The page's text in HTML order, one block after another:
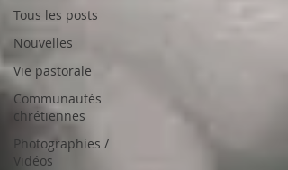
Tous les posts
Nouvelles
Vie pastorale
Communautés
chrétiennes
Photographies /
Vidéos